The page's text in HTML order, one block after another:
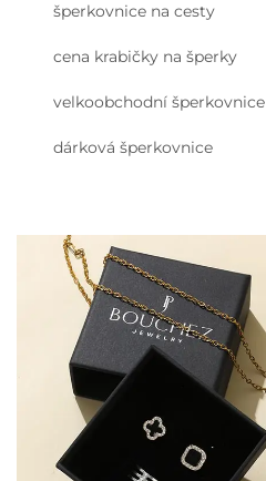
šperkovnice na cesty
cena krabičky na šperky
velkoobchodní šperkovnice
dárková šperkovnice